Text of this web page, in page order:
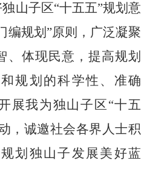
山子区“十五五”规划意
编规划”原则，广泛凝聚
、体现民意，提高规划
规划的科学性、准确
展我为独山子区“十五
，诚邀社会各界人士积
划独山子发展美好蓝